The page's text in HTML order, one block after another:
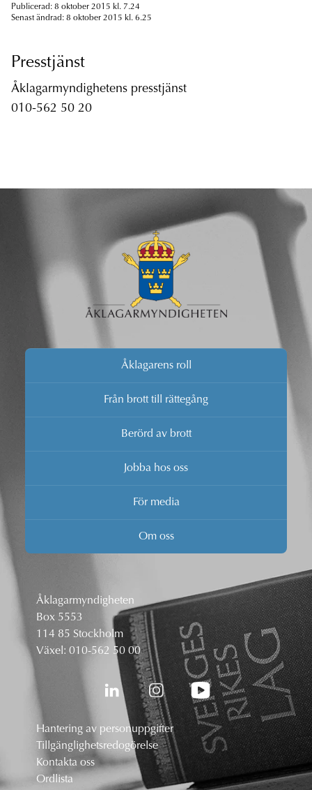
Publicerad: 8 oktober 2015 kl. 7.24
Senast ändrad: 8 oktober 2015 kl. 6.25
Presstjänst
Åklagarmyndighetens presstjänst
010-562 50 20
Åklagarens roll
Från brott till rättegång
Berörd av brott
Jobba hos oss
För media
Om oss
Åklagarmyndigheten
Box 5553
114 85 Stockholm
Växel: 010-562 50 00
Hantering av personuppgifter
Tillgänglighetsredogörelse
Kontakta oss
Ordlista